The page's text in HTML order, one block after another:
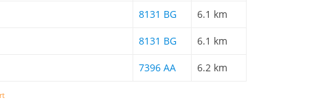
8131 BG 6.1 km
8131 BG 6.1 km
7396 AA 6.2 km